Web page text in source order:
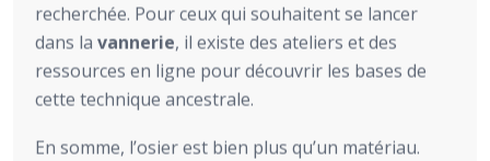
recherchée. Pour ceux qui souhaitent se lancer
dans la vannerie, il existe des ateliers et des
ressources en ligne pour découvrir les bases de
cette technique ancestrale.
En somme, l’osier est bien plus qu’un matériau.